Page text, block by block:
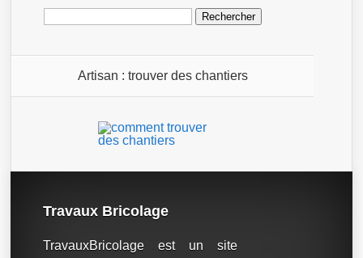
Rechercher :
Artisan : trouver des chantiers
Travaux Bricolage
TravauxBricolage est un site